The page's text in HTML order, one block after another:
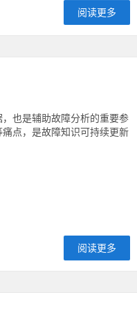
阅读更多
也是辅助故障分析的重要参
点，是故障知识可持续更新
阅读更多